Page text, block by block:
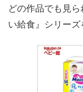
どの作品でも見
い給食』シリーズ